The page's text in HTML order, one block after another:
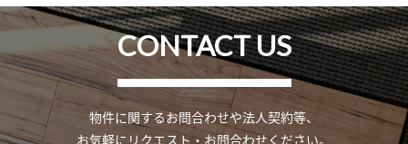
CONTACT US
物件に関するお問合わせや法人契約等、
お気軽にリクエスト・お問合わせください。